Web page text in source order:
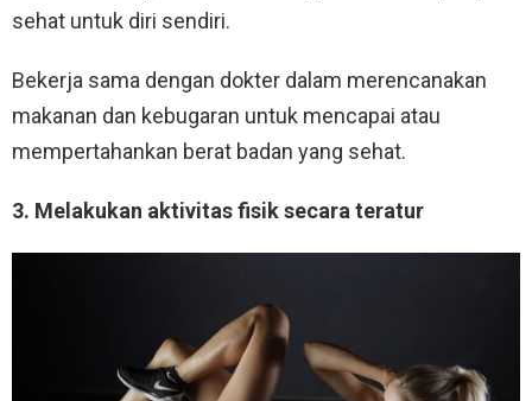
sehat untuk diri sendiri.
Bekerja sama dengan dokter dalam merencanakan
makanan dan kebugaran untuk mencapai atau
mempertahankan berat badan yang sehat.
3. Melakukan aktivitas fisik secara teratur